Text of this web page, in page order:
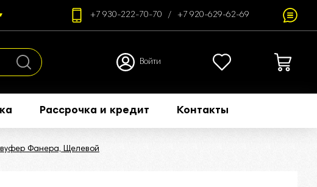
+7 930-222-70-70 +7 920-629-62-69
Войти
Рассрочка и кредит Контакты
Фанера, Щелевой